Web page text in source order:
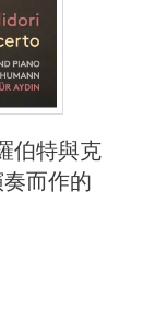
伯特與克
而作的